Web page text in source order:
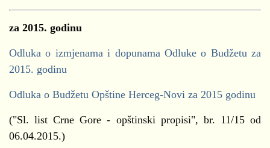
za 2015. godinu
Odluka o izmjenama i dopunama Odluke o Budžetu za
2015. godinu
Odluka o Budžetu Opštine Herceg-Novi za 2015 godinu
("Sl. list Crne Gore - opštinski propisi", br. 11/15 od
06.04.2015.)